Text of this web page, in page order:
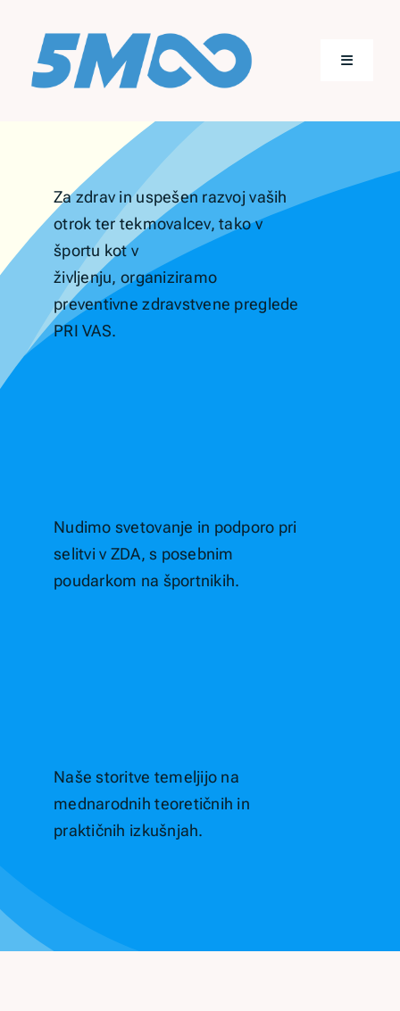
content
Toggle
Storitve
O meni
Kontakt
Za zdrav in uspešen razvoj vaših
otrok ter tekmovalcev, tako v
športu kot v
življenju, organiziramo
preventivne zdravstvene preglede
PRI VAS.
Nudimo svetovanje in podporo pri
selitvi v ZDA, s posebnim
poudarkom na športnikih.
Naše storitve temeljijo na
mednarodnih teoretičnih in
praktičnih izkušnjah.